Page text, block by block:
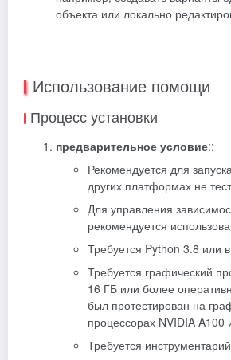
объекта или локально
Использование помощи
Процесс установки
предварительное условие::
Рекомендуется для
других платформах не
Для управления
рекомендуется
Требуется Python 3.8 или
Требуется графический
16 ГБ или более
был протестирован на
процессорах NVIDIA A100
Требуется